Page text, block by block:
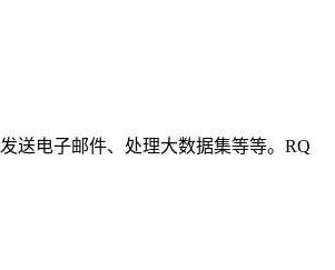
送电子邮件、处理大数据集等等。RQ